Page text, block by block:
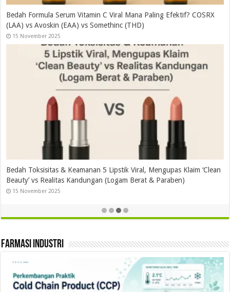
Bedah Formula Serum Vitamin C Viral Mana Paling Efektif? COSRX
(LAA) vs Avoskin (EAA) vs Somethinc (THD)
15 November 2025
Bedah Toksisitas & Keamanan 5 Lipstik Viral, Mengupas Klaim ‘Clean
Beauty’ vs Realitas Kandungan (Logam Berat & Paraben)
15 November 2025
Farmasi Industri